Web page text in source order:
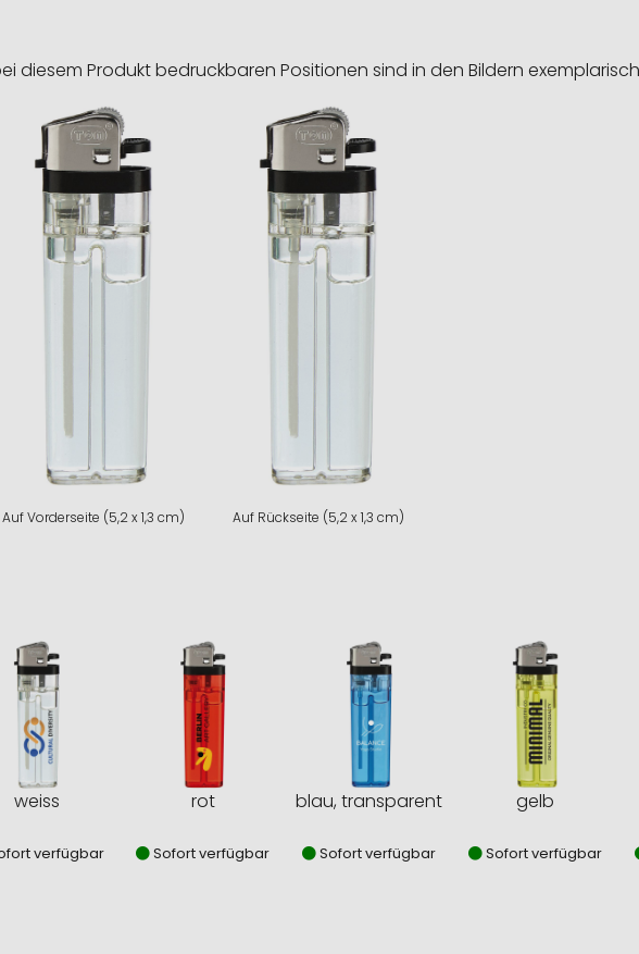
diesem Produkt bedruckbaren Positionen sind in den Bildern
Auf Vorderseite (5,2 x 1,3 cm) Auf Rückseite (5,2 x 1,3 cm)
weiss
verfügbar
rot
Sofort verfügbar
blau, transparent
Sofort verfügbar
gelb
Sofort verfügbar